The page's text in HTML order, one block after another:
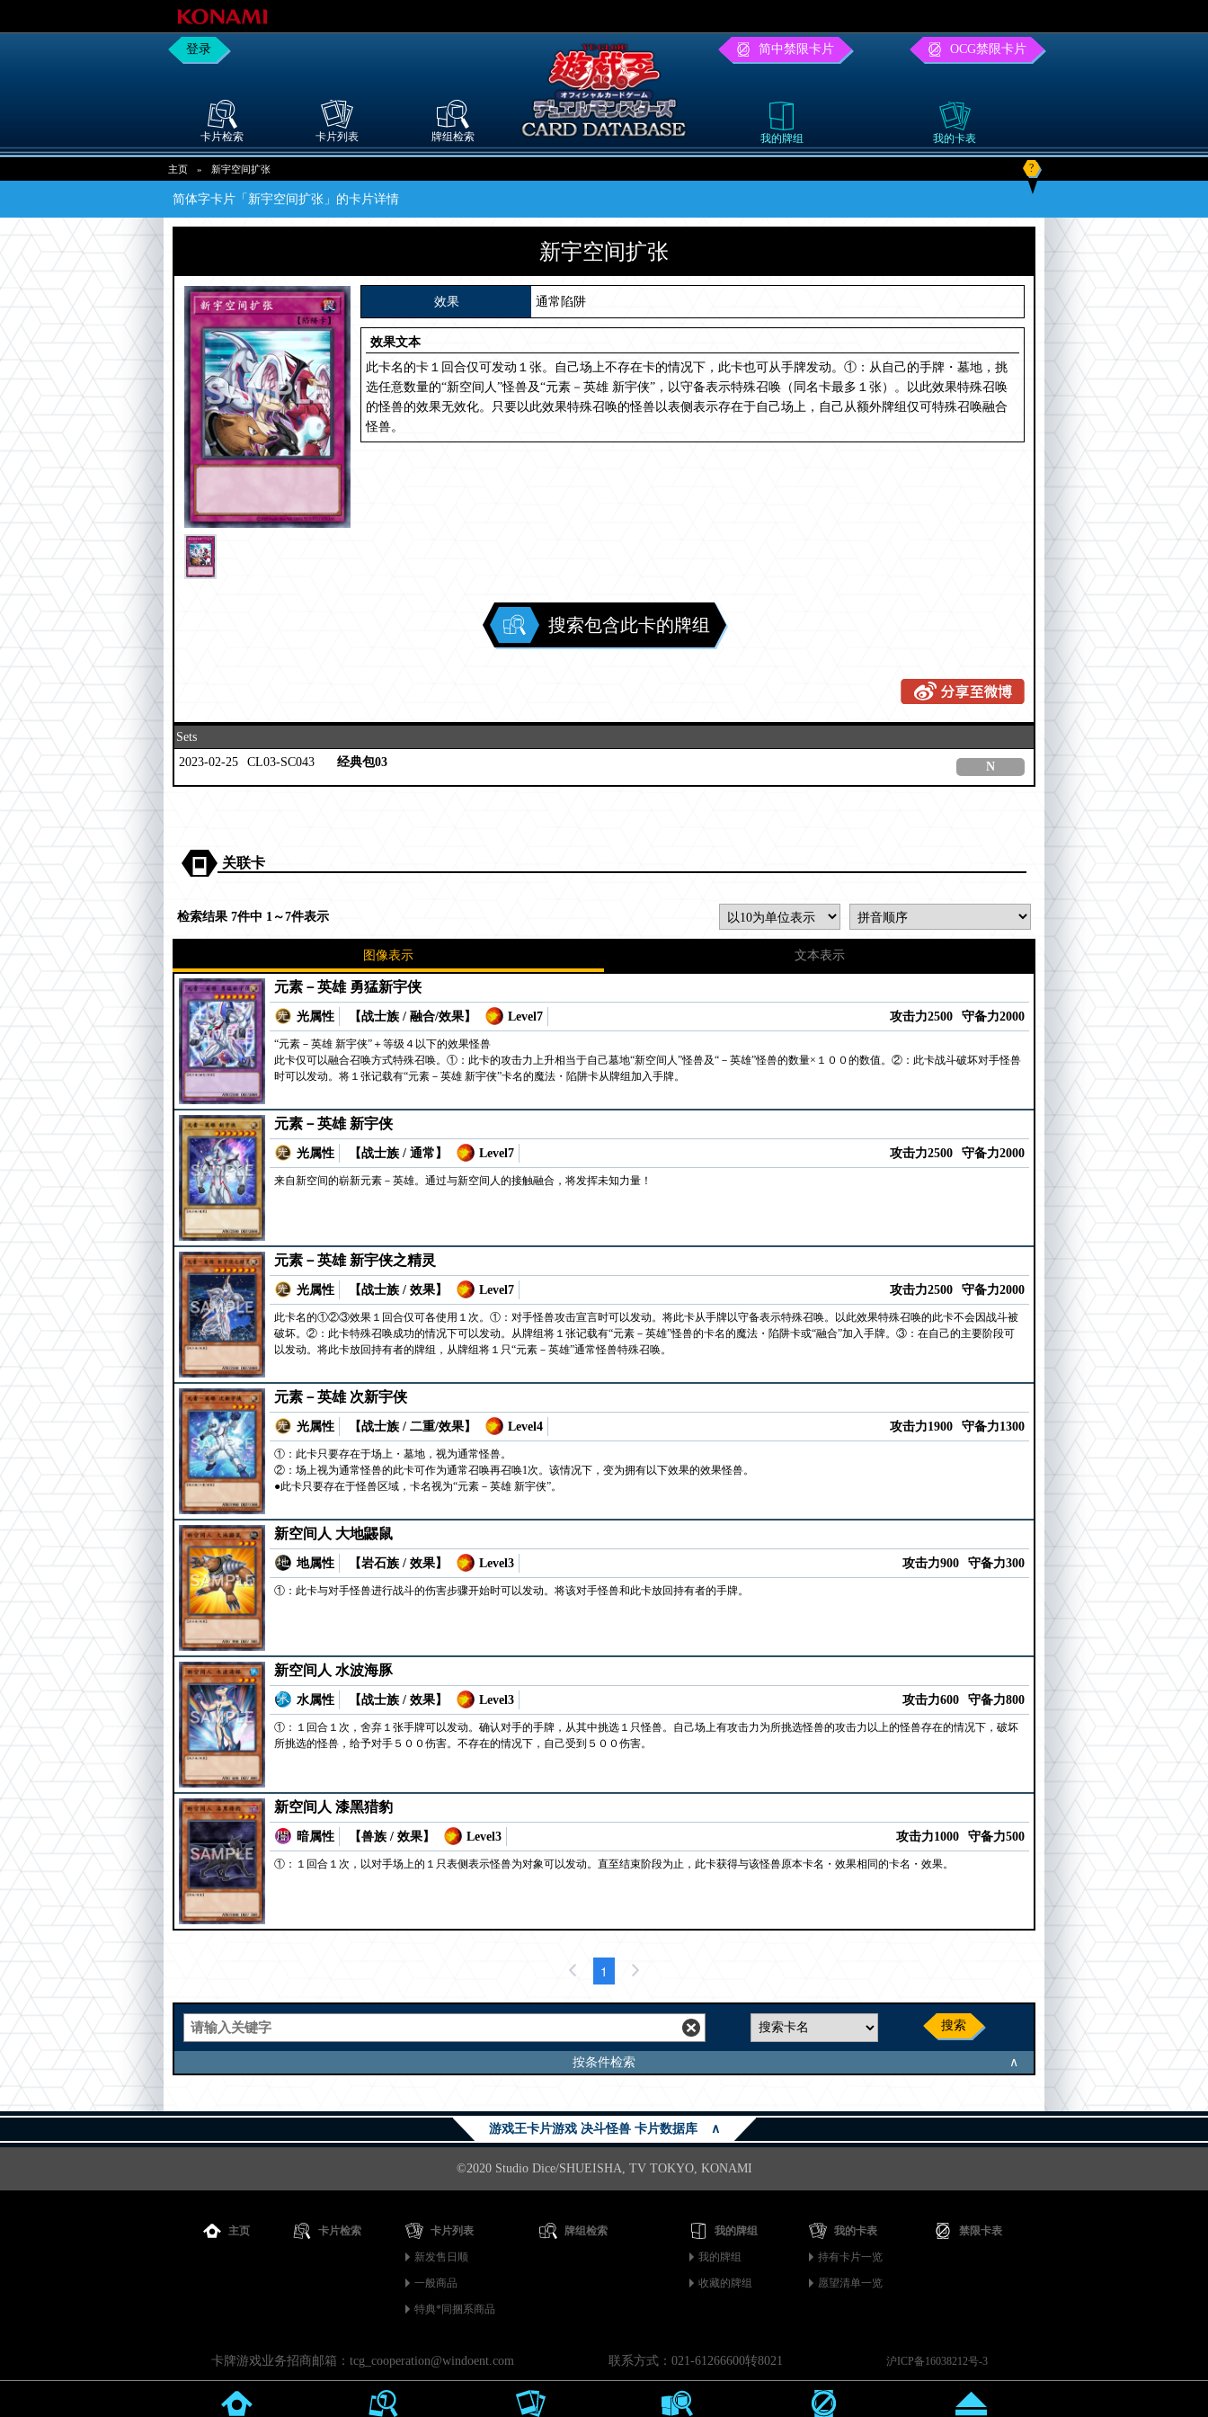
登录 简中禁限卡片 OCG禁限卡片
卡片检索 卡片列表 牌组检索 我的牌组 我的卡表
主页 » 新宇空间扩张 ?
简体字卡片「新宇空间扩张」的卡片详情
新宇空间扩张
效果 通常陷阱
效果文本
此卡名的卡１回合仅可发动１张。自己场上不存在卡的情况下，此卡也可从手牌发动。①：从自己的手牌・墓地，挑
选任意数量的“新空间人”怪兽及“元素－英雄 新宇侠”，以守备表示特殊召唤（同名卡最多１张）。以此效果特殊召唤
的怪兽的效果无效化。只要以此效果特殊召唤的怪兽以表侧表示存在于自己场上，自己从额外牌组仅可特殊召唤融合
怪兽。
搜索包含此卡的牌组
Sets
2023-02-25
CL03-SC043 经典包03 N
关联卡
检索结果 7件中 1～7件表示
图像表示 文本表示
元素－英雄 勇猛新宇侠
光属性 【战士族 / 融合/效果】 Level7 攻击力2500 守备力2000
“元素－英雄 新宇侠”＋等级４以下的效果怪兽
此卡仅可以融合召唤方式特殊召唤。①：此卡的攻击力上升相当于自己墓地“新空间人”怪兽及“－英雄”怪兽的数量×１００的数值。②：此卡战斗破坏对手怪兽
时可以发动。将１张记载有“元素－英雄 新宇侠”卡名的魔法・陷阱卡从牌组加入手牌。
元素－英雄 新宇侠
光属性 【战士族 / 通常】 Level7 攻击力2500 守备力2000
来自新空间的崭新元素－英雄。通过与新空间人的接触融合，将发挥未知力量！
元素－英雄 新宇侠之精灵
光属性 【战士族 / 效果】 Level7 攻击力2500 守备力2000
此卡名的①②③效果１回合仅可各使用１次。①：对手怪兽攻击宣言时可以发动。将此卡从手牌以守备表示特殊召唤。以此效果特殊召唤的此卡不会因战斗被
破坏。②：此卡特殊召唤成功的情况下可以发动。从牌组将１张记载有“元素－英雄”怪兽的卡名的魔法・陷阱卡或“融合”加入手牌。③：在自己的主要阶段可
以发动。将此卡放回持有者的牌组，从牌组将１只“元素－英雄”通常怪兽特殊召唤。
元素－英雄 次新宇侠
光属性 【战士族 / 二重/效果】 Level4 攻击力1900 守备力1300
①：此卡只要存在于场上・墓地，视为通常怪兽。
②：场上视为通常怪兽的此卡可作为通常召唤再召唤1次。该情况下，变为拥有以下效果的效果怪兽。
●此卡只要存在于怪兽区域，卡名视为“元素－英雄 新宇侠”。
新空间人 大地鼹鼠
地属性 【岩石族 / 效果】 Level3 攻击力900 守备力300
①：此卡与对手怪兽进行战斗的伤害步骤开始时可以发动。将该对手怪兽和此卡放回持有者的手牌。
新空间人 水波海豚
水属性 【战士族 / 效果】 Level3 攻击力600 守备力800
①：１回合１次，舍弃１张手牌可以发动。确认对手的手牌，从其中挑选１只怪兽。自己场上有攻击力为所挑选怪兽的攻击力以上的怪兽存在的情况下，破坏
所挑选的怪兽，给予对手５００伤害。不存在的情况下，自己受到５００伤害。
新空间人 漆黑猎豹
暗属性 【兽族 / 效果】 Level3 攻击力1000 守备力500
①：１回合１次，以对手场上的１只表侧表示怪兽为对象可以发动。直至结束阶段为止，此卡获得与该怪兽原本卡名・效果相同的卡名・效果。
1
搜索
按条件检索 ∧
游戏王卡片游戏 决斗怪兽 卡片数据库 ∧
©2020 Studio Dice/SHUEISHA, TV TOKYO, KONAMI
主页 卡片检索 卡片列表
新发售日顺
一般商品
特典*同捆系商品
牌组检索 我的牌组
我的牌组
收藏的牌组
我的卡表
持有卡片一览
愿望清单一览
禁限卡表
卡牌游戏业务招商邮箱：tcg_cooperation@windoent.com 联系方式：021-61266600转8021 沪ICP备16038212号-3